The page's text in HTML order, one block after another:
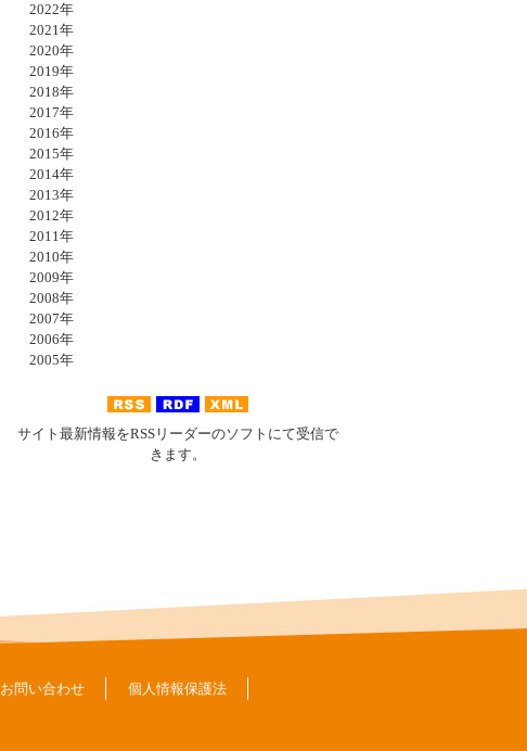
2022年
2021年
2020年
2019年
2018年
2017年
2016年
2015年
2014年
2013年
2012年
2011年
2010年
2009年
2008年
2007年
2006年
2005年
サイト最新情報をRSSリーダーのソフトにて受信で
きます。
お問い合わせ 個人情報保護法